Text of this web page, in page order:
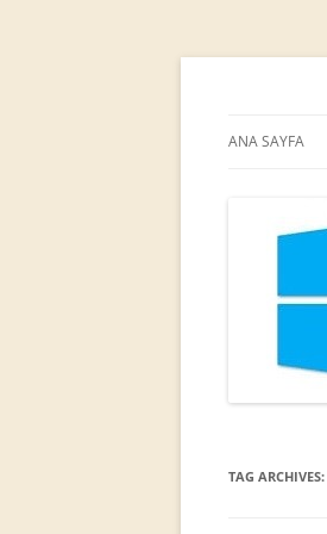
ANA SAYFA
TAG ARCHIVES: